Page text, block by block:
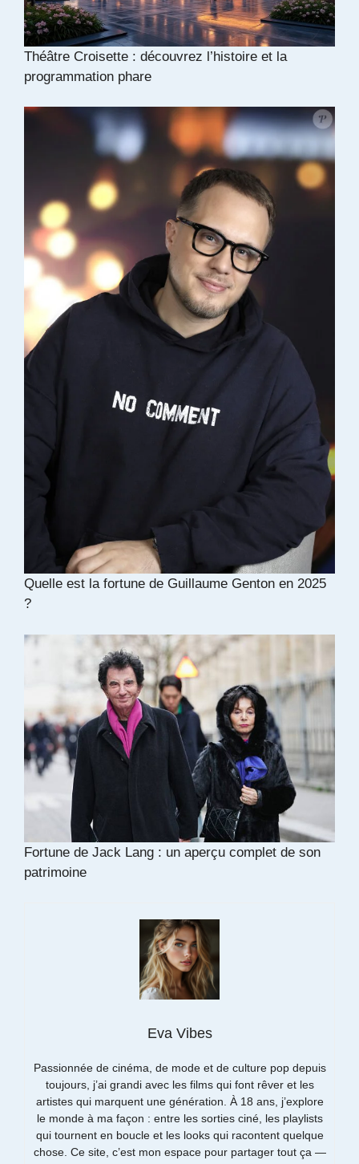
Théâtre Croisette : découvrez l’histoire et la
programmation phare
Quelle est la fortune de Guillaume Genton en 2025
?
Fortune de Jack Lang : un aperçu complet de son
patrimoine
Eva Vibes
Passionnée de cinéma, de mode et de culture pop depuis
toujours, j’ai grandi avec les films qui font rêver et les
artistes qui marquent une génération. À 18 ans, j’explore
le monde à ma façon : entre les sorties ciné, les playlists
qui tournent en boucle et les looks qui racontent quelque
chose. Ce site, c’est mon espace pour partager tout ça —